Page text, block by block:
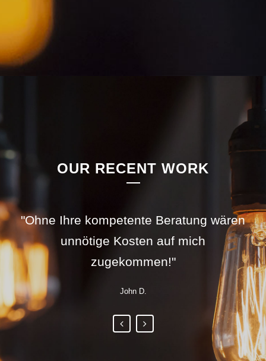
OUR RECENT WORK
"Handwerk ist durch Gewohnheit
erlangte Geschicklichkeit!"
Rene´ Francois Amand Prudhomme
"Ohne Ihre kompetente Beratung wären
unnötige Kosten auf mich
zugekommen!"
John D.
"Fahr zur Firma Nathaus, die wissen
was zu tun ist!"